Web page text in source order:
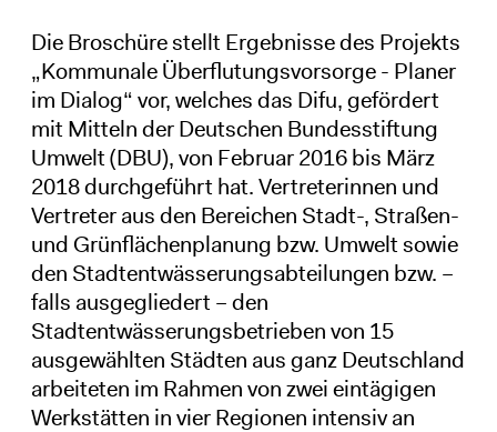
Die Broschüre stellt Ergebnisse des Projekts
„Kommunale Überflutungsvorsorge - Planer
im Dialog“ vor, welches das Difu, gefördert
mit Mitteln der Deutschen Bundesstiftung
Umwelt (DBU), von Februar 2016 bis März
2018 durchgeführt hat. Vertreterinnen und
Vertreter aus den Bereichen Stadt-, Straßen-
und Grünflächenplanung bzw. Umwelt sowie
den Stadtentwässerungsabteilungen bzw. –
falls ausgegliedert – den
Stadtentwässerungsbetrieben von 15
ausgewählten Städten aus ganz Deutschland
arbeiteten im Rahmen von zwei eintägigen
Werkstätten in vier Regionen intensiv an